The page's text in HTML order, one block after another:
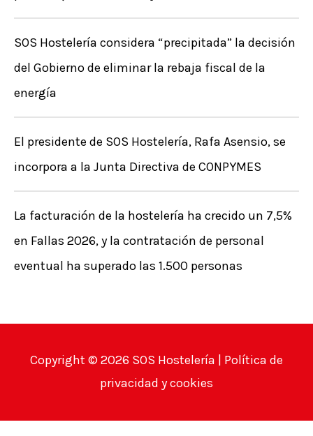
SOS Hostelería considera “precipitada” la decisión
del Gobierno de eliminar la rebaja fiscal de la
energía
El presidente de SOS Hostelería, Rafa Asensio, se
incorpora a la Junta Directiva de CONPYMES
La facturación de la hostelería ha crecido un 7,5%
en Fallas 2026, y la contratación de personal
eventual ha superado las 1.500 personas
Copyright © 2026 SOS Hostelería
Política de
privacidad y cookies